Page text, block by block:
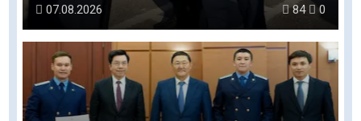
07.08.2026 84 0